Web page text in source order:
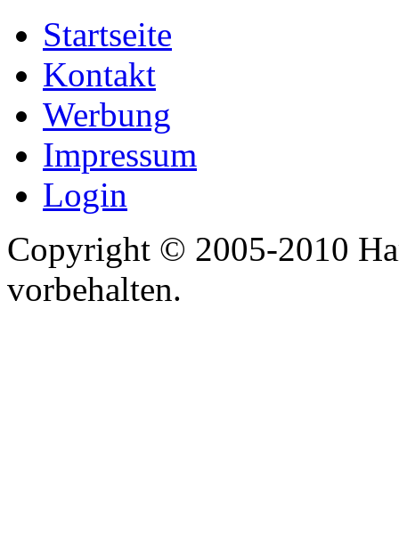
Startseite
Kontakt
Werbung
Impressum
Login
Copyright © 2005-2010
vorbehalten.